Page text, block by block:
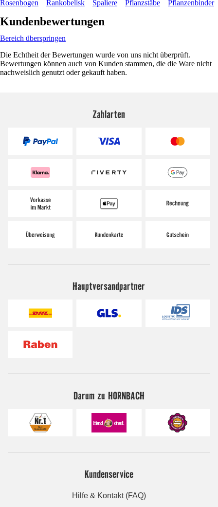
Rosenbogen
Rankobelisk Spaliere Pflanzstäbe Pflanzenbinder
Kundenbewertungen
Bereich überspringen
Die Echtheit der Bewertungen wurde von uns nicht überprüft.
Bewertungen können auch von Kunden stammen, die die Ware nicht
nachweislich genutzt oder gekauft haben.
Zahlarten
Hauptversandpartner
Darum zu HORNBACH
Kundenservice
Hilfe & Kontakt (FAQ)